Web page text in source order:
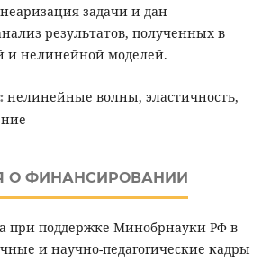
задачи и дан
результатов, полученных в
и нелинейной моделей.
нелинейные волны, эластичность,
О ФИНАНСИРОВАНИИ
при поддержке Минобрнауки РФ в
и научно-педагогические кадры